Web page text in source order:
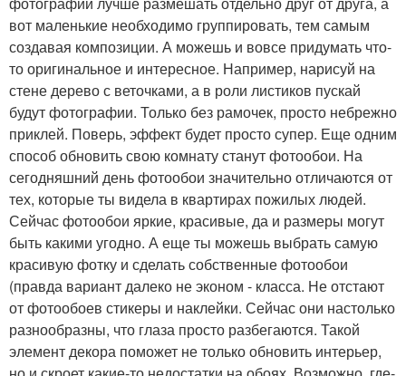
вот маленькие необходимо группировать, тем самым
создавая композиции. А можешь и вовсе придумать что-
то оригинальное и интересное. Например, нарисуй на
стене дерево с веточками, а в роли листиков пускай
будут фотографии. Только без рамочек, просто небрежно
приклей. Поверь, эффект будет просто супер. Еще одним
способ обновить свою комнату станут фотообои. На
сегодняшний день фотообои значительно отличаются от
тех, которые ты видела в квартирах пожилых людей.
Сейчас фотообои яркие, красивые, да и размеры могут
быть какими угодно. А еще ты можешь выбрать самую
красивую фотку и сделать собственные фотообои
(правда вариант далеко не эконом - класса. Не отстают
от фотообоев стикеры и наклейки. Сейчас они настолько
разнообразны, что глаза просто разбегаются. Такой
элемент декора поможет не только обновить интерьер,